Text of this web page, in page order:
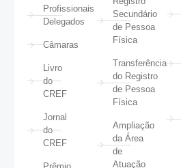
Profissionais
Delegados
Câmaras
Livro
do
CREF
Jornal
do
CREF
Secundário
de Pessoa
Física
Transferência
do Registro
de Pessoa
Física
Ampliação
da Área
de
Atuação